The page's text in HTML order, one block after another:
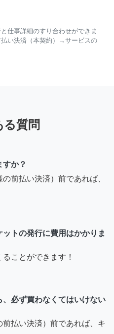
仕事詳細のすり合わせができま
い決済（本契約）→サービスの
る質問
か？
前払い決済）前であれば、
トの発行に費用はかかりま
ことができます！
必ず買わなくてはいけない
払い決済）前であれば、キ